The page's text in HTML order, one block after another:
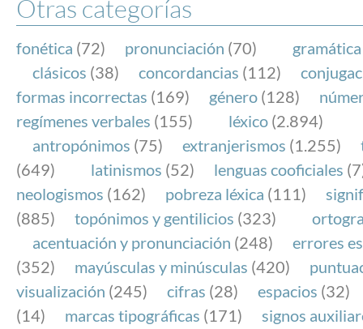
SOBRE LA FUNDÉURAE
FundéuRAE es una fundación patrocinada por la
y la Real Academia Española, cuyo objetivo es
el buen uso del español en los medios de
Internet.
Otras categorías
fonética (72) pronunciación (70) gramática
clásicos (38) concordancias (112)
formas incorrectas (169) género (128)
regímenes verbales (155) léxico (2.894)
antropónimos (75) extranjerismos (1.255)
(649)
latinismos (52) lenguas cooficiales
neologismos (162) pobreza léxica (111)
(885)
topónimos y gentilicios (323)
acentuación y pronunciación (248)
errores
(352)
mayúsculas y minúsculas (420)
visualización (245) cifras (28) espacios (32)
(14)
marcas tipográficas (171)
signos